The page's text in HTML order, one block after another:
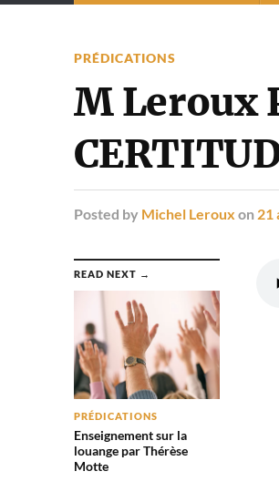
PRÉDICATIONS
M Leroux
Posted by Michel Leroux on 21
READ NEXT →
PRÉDICATIONS
Enseignement sur la
louange par Thérèse
Motte